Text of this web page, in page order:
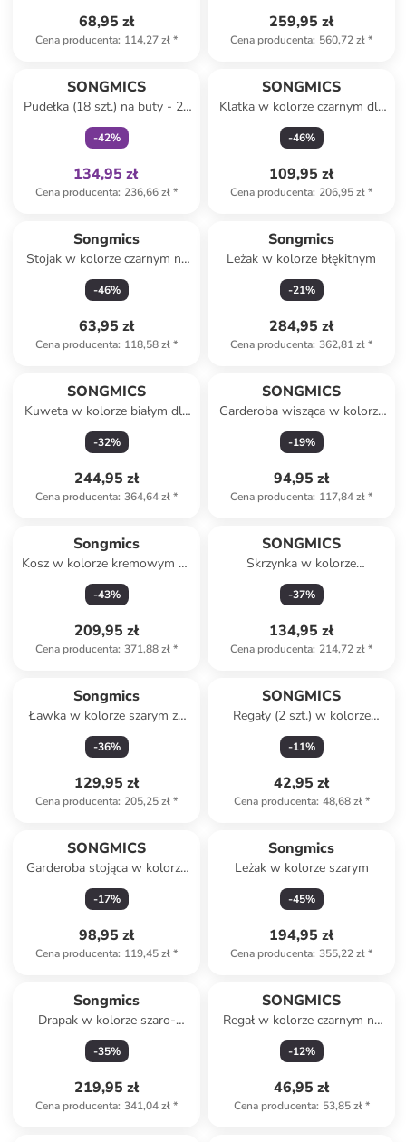
68,95 zł
Cena producenta: 114,27 zł*
259,95 zł
Cena producenta: 560,72 zł*
SONGMICS
Pudełka (18 szt.) na buty - 23
x 14,3 x 33,5 cm
-42%
134,95 zł
Cena producenta: 236,66 zł*
SONGMICS
Klatka w kolorze czarnym dla
zwierząt
-46%
109,95 zł
Cena producenta: 206,95 zł*
Songmics
Stojak w kolorze czarnym na
parasole - 15,5 x 41 x 15,5 cm
-46%
63,95 zł
Cena producenta: 118,58 zł*
Songmics
Leżak w kolorze błękitnym
-21%
284,95 zł
Cena producenta: 362,81 zł*
SONGMICS
Kuweta w kolorze białym dla
kota - 80 x 50 x 50 cm
-32%
244,95 zł
Cena producenta: 364,64 zł*
SONGMICS
Garderoba wisząca w kolorze
czarno-brązowym - 65 x 42 x
30 cm
-19%
94,95 zł
Cena producenta: 117,84 zł*
Songmics
Kosz w kolorze kremowym na
śmieci - 30 l
-43%
209,95 zł
Cena producenta: 371,88 zł*
SONGMICS
Skrzynka w kolorze
antracytowym na listy - 37 x
37 x 10,5 cm
-37%
134,95 zł
Cena producenta: 214,72 zł*
Songmics
Ławka w kolorze szarym ze
schowkiem - 110 x 38 x 38
cm
-36%
129,95 zł
Cena producenta: 205,25 zł*
SONGMICS
Regały (2 szt.) w kolorze
biało-jasnobrązowym na
przyprawy
-11%
42,95 zł
Cena producenta: 48,68 zł*
SONGMICS
Garderoba stojąca w kolorze
białym - 114 x 171 x 45 cm
-17%
98,95 zł
Cena producenta: 119,45 zł*
Songmics
Leżak w kolorze szarym
-45%
194,95 zł
Cena producenta: 355,22 zł*
Songmics
Drapak w kolorze szaro-
kremowym - 55 x 143 x 45
cm
-35%
219,95 zł
Cena producenta: 341,04 zł*
SONGMICS
Regał w kolorze czarnym na
buty - 92 x 55 x 30,5 cm
-12%
46,95 zł
Cena producenta: 53,85 zł*